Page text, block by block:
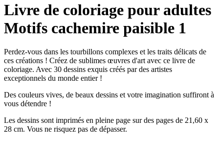
Livre de coloriage pour adultes
Motifs cachemire paisible 1
Perdez-vous dans les tourbillons complexes et les traits délicats de
ces créations ! Créez de sublimes œuvres d'art avec ce livre de
coloriage. Avec 30 dessins exquis créés par des artistes
exceptionnels du monde entier !
Des couleurs vives, de beaux dessins et votre imagination suffiront à
vous détendre !
Les dessins sont imprimés en pleine page sur des pages de 21,60 x
28 cm. Vous ne risquez pas de dépasser.